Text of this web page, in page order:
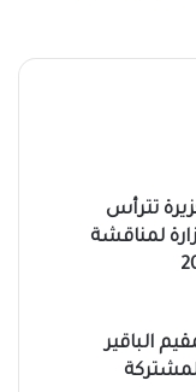
تترأس
لمناقشة
الباقير